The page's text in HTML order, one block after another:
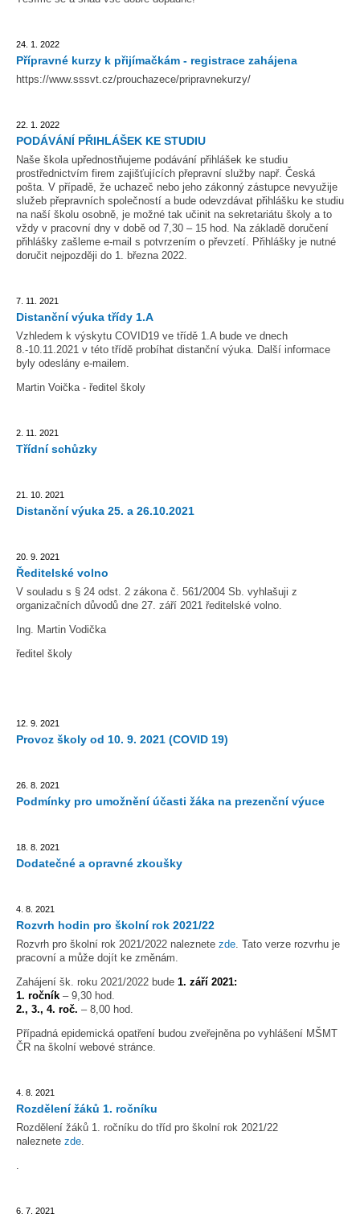
24. 1. 2022
Přípravné kurzy k přijímačkám - registrace zahájena
https://www.sssvt.cz/prouchazece/pripravnekurzy/
22. 1. 2022
PODÁVÁNÍ PŘIHLÁŠEK KE STUDIU
Naše škola upřednostňujeme podávání přihlášek ke studiu
prostřednictvím firem zajišťujících přepravní služby např. Česká
pošta. V případě, že uchazeč nebo jeho zákonný zástupce nevyužije
služeb přepravních společností a bude odevzdávat přihlášku ke studiu
na naší školu osobně, je možné tak učinit na sekretariátu školy a to
vždy v pracovní dny v době od 7,30 – 15 hod. Na základě doručení
přihlášky zašleme e-mail s potvrzením o převzetí. Přihlášky je nutné
doručit nejpozději do 1. března 2022.
7. 11. 2021
Distanční výuka třídy 1.A
Vzhledem k výskytu COVID19 ve třídě 1.A bude ve dnech
8.-10.11.2021 v této třídě probíhat distanční výuka. Další informace
byly odeslány e-mailem.
Martin Voička - ředitel školy
2. 11. 2021
Třídní schůzky
21. 10. 2021
Distanční výuka 25. a 26.10.2021
20. 9. 2021
Ředitelské volno
V souladu s § 24 odst. 2 zákona č. 561/2004 Sb. vyhlašuji z
organizačních důvodů dne 27. září 2021 ředitelské volno.
Ing. Martin Vodička
ředitel školy
12. 9. 2021
Provoz školy od 10. 9. 2021 (COVID 19)
26. 8. 2021
Podmínky pro umožnění účasti žáka na prezenční výuce
18. 8. 2021
Dodatečné a opravné zkoušky
4. 8. 2021
Rozvrh hodin pro školní rok 2021/22
Rozvrh pro školní rok 2021/2022 naleznete zde. Tato verze rozvrhu je
pracovní a může dojít ke změnám.
Zahájení šk. roku 2021/2022 bude 1. září 2021:
1. ročník – 9,30 hod.
2., 3., 4. roč. – 8,00 hod.
Případná epidemická opatření budou zveřejněna po vyhlášení MŠMT
ČR na školní webové stránce.
4. 8. 2021
Rozdělení žáků 1. ročníku
Rozdělení žáků 1. ročníku do tříd pro školní rok 2021/22
naleznete zde.
.
6. 7. 2021